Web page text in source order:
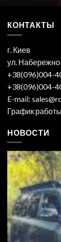
КОНТАКТЫ
г. Киев
ул.
+38(096)004-
+38(096)004-
E-mail:
График
НОВОСТИ